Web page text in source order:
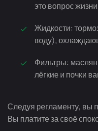
это вопрос
Жидкости:
воду),
Фильтры:
лёгкие и почки
Следуя регламенту, вы
Вы платите за своё